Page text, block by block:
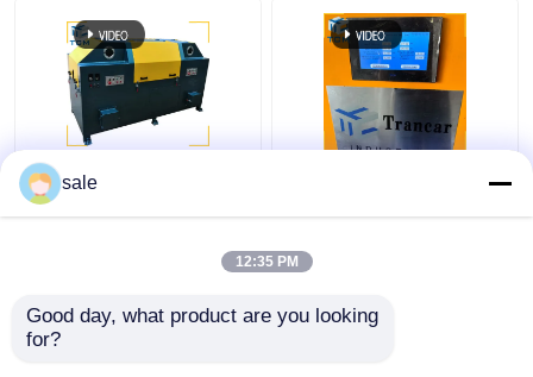
Μηχανή γυαλίσματος
ατσάλινου μετάλλου
αυτόματη ράβδο
sale
12:35 PM
Good day, what product are you looking
for?